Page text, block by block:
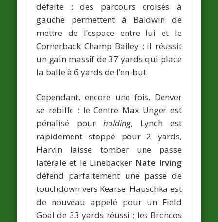
défaite : des parcours croisés à
gauche permettent à Baldwin de
mettre de l’espace entre lui et le
Cornerback Champ Bailey ; il réussit
un gain massif de 37 yards qui place
la balle à 6 yards de l’en-but.
Cependant, encore une fois, Denver
se rebiffe : le Centre Max Unger est
pénalisé pour holding, Lynch est
rapidement stoppé pour 2 yards,
Harvin laisse tomber une passe
latérale et le Linebacker Nate Irving
défend parfaitement une passe de
touchdown vers Kearse. Hauschka est
de nouveau appelé pour un Field
Goal de 33 yards réussi ; les Broncos